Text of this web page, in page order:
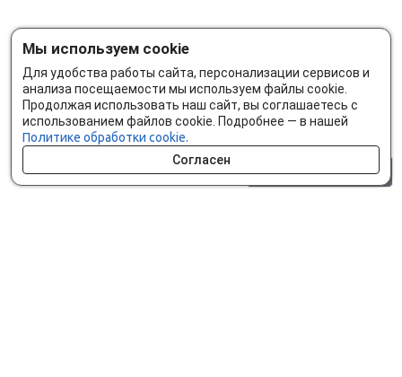
Мы используем cookie
Для удобства работы сайта, персонализации сервисов и
анализа посещаемости мы используем файлы cookie.
Продолжая использовать наш сайт, вы соглашаетесь с
использованием файлов cookie. Подробнее — в нашей
Политике обработки cookie.
Согласен